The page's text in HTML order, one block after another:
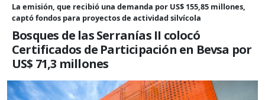
La emisión, que recibió una demanda por US$ 155,85 millones,
captó fondos para proyectos de actividad silvícola
Bosques de las Serranías II colocó
Certificados de Participación en Bevsa por
US$ 71,3 millones